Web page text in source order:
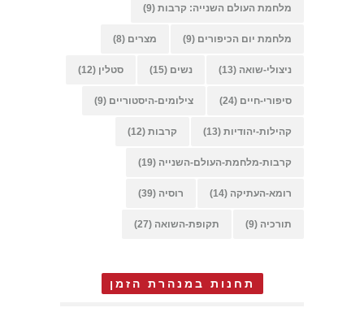
מלחמת העולם השנייה: קרבות (9)
מלחמת יום הכיפורים (9) מצרים (8)
ניצולי-שואה (13) נשים (15) סטלין (12)
סיפורי-חיים (24) צילומים-היסטוריים (9)
קהילות-יהודיות (13) קרבות (12)
קרבות-מלחמת-העולם-השנייה (19)
רומא-העתיקה (14) רוסיה (39)
תורכיה (9) תקופת-השואה (27)
תחנות במנהרת הזמן